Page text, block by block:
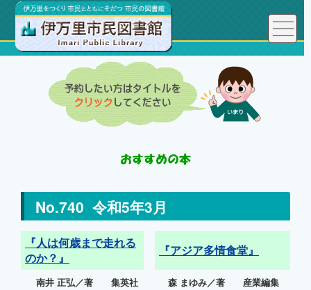
No.740 令和5年3月
『人は何歳まで走れる
のか？』
『アジア多情食堂』
南井 正弘／著 集英社
森 まゆみ／著 産業編集